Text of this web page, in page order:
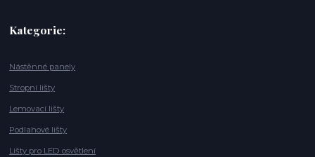
Kategorie:
Nástěnné panely
Stropní lišty
Lemovací lišty
Podlahové lišty
Lišty pro LED osvětlení